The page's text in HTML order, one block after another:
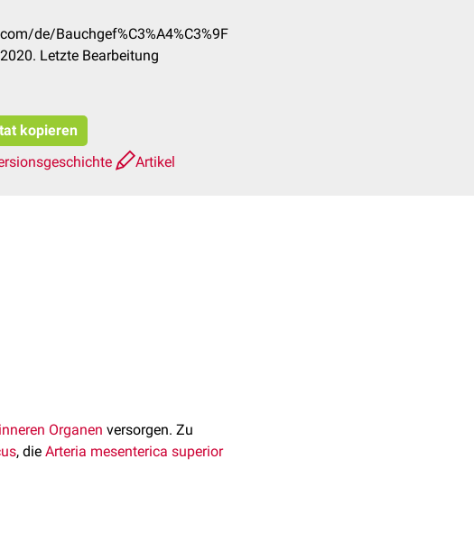
de/Bauchgef%C3%A4%C3%9F
Letzte Bearbeitung
kopieren
Artikel
inneren Organen versorgen. Zu
, die Arteria mesenterica superior